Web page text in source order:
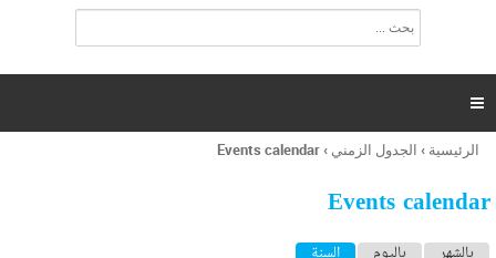
ت
ر
ل
ح
ب

أنت
هنا
الرئيسية › الجدول الزمني ›
Events calendar
Events calendar